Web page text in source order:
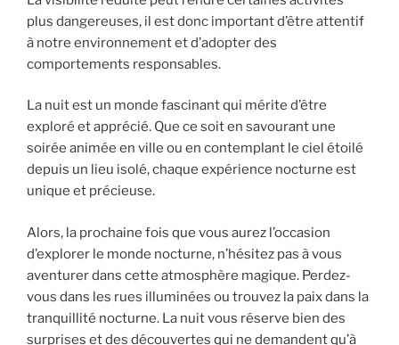
plus dangereuses, il est donc important d’être attentif
à notre environnement et d’adopter des
comportements responsables.
La nuit est un monde fascinant qui mérite d’être
exploré et apprécié. Que ce soit en savourant une
soirée animée en ville ou en contemplant le ciel étoilé
depuis un lieu isolé, chaque expérience nocturne est
unique et précieuse.
Alors, la prochaine fois que vous aurez l’occasion
d’explorer le monde nocturne, n’hésitez pas à vous
aventurer dans cette atmosphère magique. Perdez-
vous dans les rues illuminées ou trouvez la paix dans la
tranquillité nocturne. La nuit vous réserve bien des
surprises et des découvertes qui ne demandent qu’à